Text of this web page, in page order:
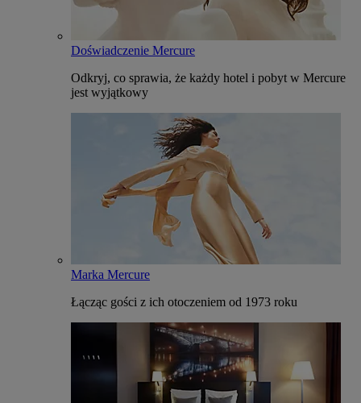
Doświadczenie Mercure
Odkryj, co sprawia, że każdy hotel i pobyt w Mercure
jest wyjątkowy
Marka Mercure
Łącząc gości z ich otoczeniem od 1973 roku